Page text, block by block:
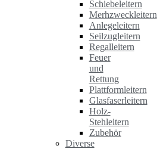
Schiebeleitern
Merhzweckleitern
Anlegeleitern
Seilzugleitern
Regalleitern
Feuer
und
Rettung
Plattformleitern
Glasfaserleitern
Holz-
Stehleitern
Zubehör
Diverse